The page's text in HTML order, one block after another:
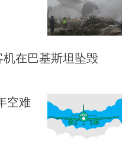
在巴基斯坦坠毁
空难